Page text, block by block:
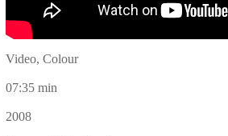
Video, Colour
07:35 min
2008